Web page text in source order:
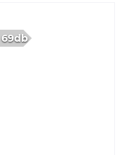
69db